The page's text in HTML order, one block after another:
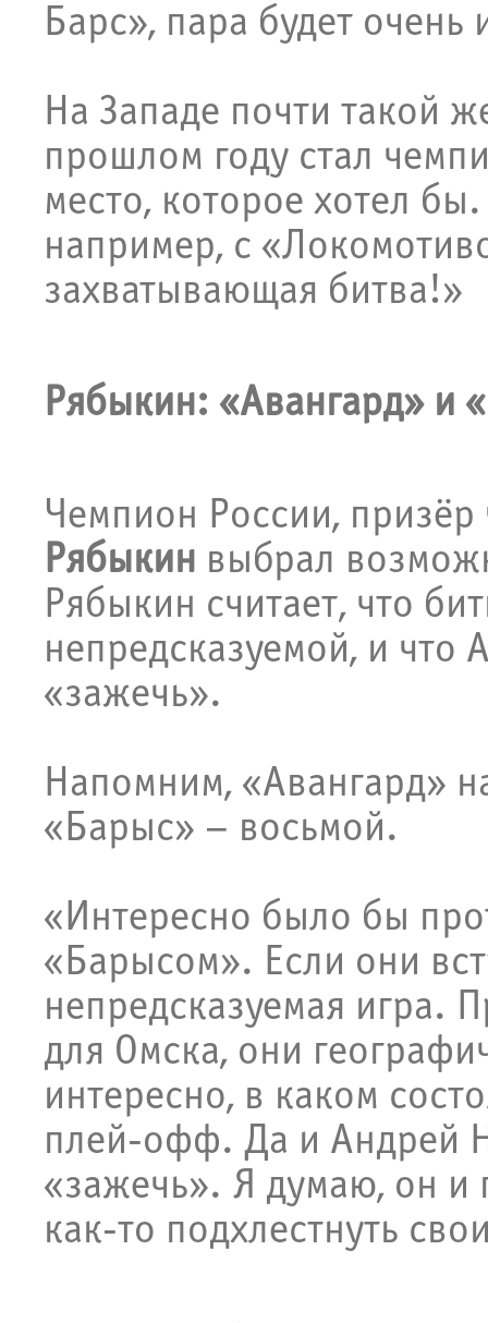
Барс», пара будет очень
На Западе почти такой
прошлом году стал
место, которое хотел
например, с
захватывающая битва!»
Рябыкин: «Авангард» и
Чемпион России,
Рябыкин выбрал
Рябыкин считает, что
непредсказуемой, и что
«зажечь».
Напомним, «Авангард»
«Барыс» – восьмой.
«Интересно было бы
«Барысом». Если они
непредсказуемая игра.
для Омска, они
интересно, в каком
плей-офф. Да и Андрей
«зажечь». Я думаю, он и
как-то подхлестнуть